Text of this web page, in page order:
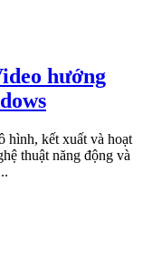
hướng
hình, kết xuất và hoạt
thuật năng động và